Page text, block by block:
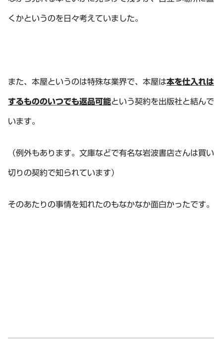
くかというのを日々考えていました。
また、本屋というのは特殊な業界で、本屋は本を仕入れは
するもののいつでも返品可能という契約を出版社と結んで
います。
（例外もあります。文庫などで有名な岩波書店さんは買い
切りの契約で知られています）
そのあたりの事情を知れたのもなかなか面白かったです。